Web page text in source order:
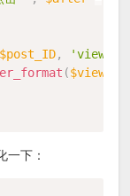
$post_ID, 'views'
($views
一下：